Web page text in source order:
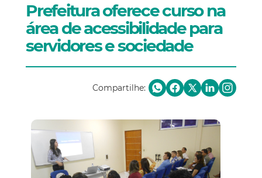
Prefeitura oferece curso na
área de acessibilidade para
servidores e sociedade
Compartilhe: